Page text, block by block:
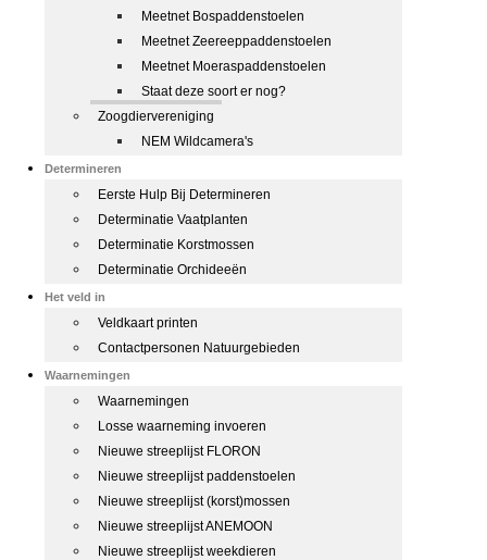
Meetnet Bospaddenstoelen
Meetnet Zeereeppaddenstoelen
Meetnet Moeraspaddenstoelen
Staat deze soort er nog?
Zoogdiervereniging
NEM Wildcamera's
Determineren
Eerste Hulp Bij Determineren
Determinatie Vaatplanten
Determinatie Korstmossen
Determinatie Orchideeën
Het veld in
Veldkaart printen
Contactpersonen Natuurgebieden
Waarnemingen
Waarnemingen
Losse waarneming invoeren
Nieuwe streeplijst FLORON
Nieuwe streeplijst paddenstoelen
Nieuwe streeplijst (korst)mossen
Nieuwe streeplijst ANEMOON
Nieuwe streeplijst weekdieren